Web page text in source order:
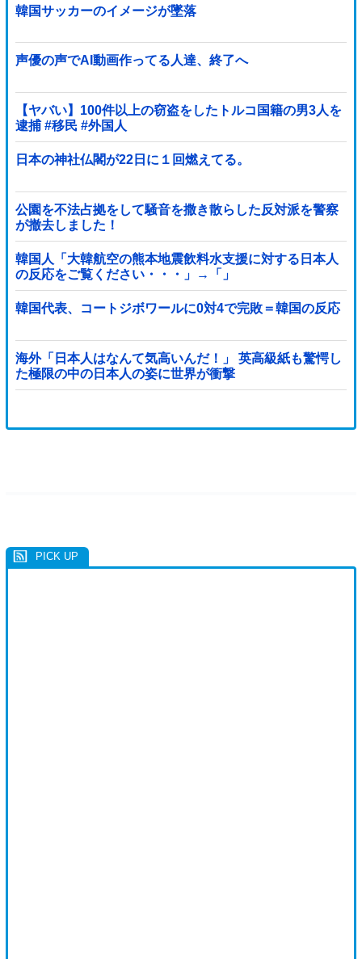
韓国サッカーのイメージが墜落
声優の声でAI動画作ってる人達、終了へ
【ヤバい】100件以上の窃盗をしたトルコ国籍の男3人を
逮捕 #移民 #外国人
日本の神社仏閣が22日に１回燃えてる。
公園を不法占拠をして騒音を撒き散らした反対派を警察
が撤去しました！
韓国人「大韓航空の熊本地震飲料水支援に対する日本人
の反応をご覧ください・・・」→「」
韓国代表、コートジボワールに0対4で完敗＝韓国の反応
海外「日本人はなんて気高いんだ！」 英高級紙も驚愕し
た極限の中の日本人の姿に世界が衝撃